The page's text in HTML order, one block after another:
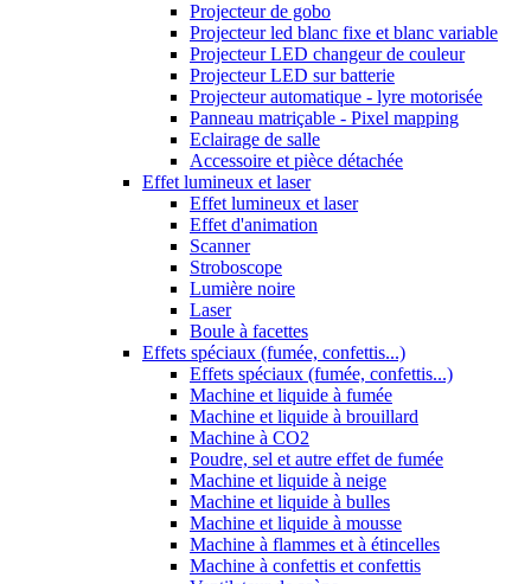
Projecteur de gobo
Projecteur led blanc fixe et blanc variable
Projecteur LED changeur de couleur
Projecteur LED sur batterie
Projecteur automatique - lyre motorisée
Panneau matriçable - Pixel mapping
Eclairage de salle
Accessoire et pièce détachée
Effet lumineux et laser
Effet lumineux et laser
Effet d'animation
Scanner
Stroboscope
Lumière noire
Laser
Boule à facettes
Effets spéciaux (fumée, confettis...)
Effets spéciaux (fumée, confettis...)
Machine et liquide à fumée
Machine et liquide à brouillard
Machine à CO2
Poudre, sel et autre effet de fumée
Machine et liquide à neige
Machine et liquide à bulles
Machine et liquide à mousse
Machine à flammes et à étincelles
Machine à confettis et confettis